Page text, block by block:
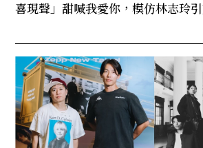
喜現聲」甜喊我愛你，模仿林志玲